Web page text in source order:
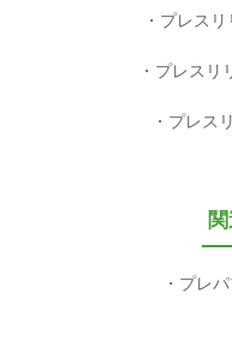
プレス
プレスリ
プレス
プレ